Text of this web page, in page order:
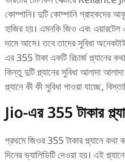
কোম্পানি। দুটি কোম্পানি গ্রাহকদের
হাজির হয়। এমনকি জিও এবং এয়ারটেল
দামে আসে। তবে তাদের সুবিধা
এর 355 টাকা একটি রিচার্জ প্ল্যানের
কিন্তু দুটি প্ল্যানের সুবিধা আলাদা
প্ল্যানে কী কী সুবিধা পাওয়া যাচ্ছে,
Jio-এর 355 টাকার
প্রথমে জিওর 355 টাকার প্ল্যানে কথা
দিনের ভ্যালিডিটি দেওয়া হয়। এই